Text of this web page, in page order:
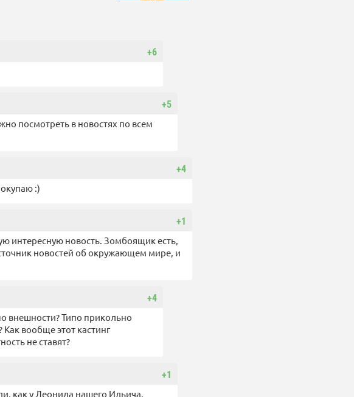
+6
+5
посмотреть в новостях по всем
+4
:)
+1
интересную новость. Зомбоящик есть,
новостей об окружающем мире, и
+4
внешности? Типо прикольно
Как вообще этот кастинг
не ставят?
+1
как у Леонида нашего Ильича.